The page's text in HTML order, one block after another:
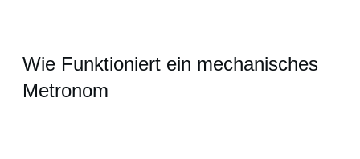
Wie Funktioniert ein mechanisches
Metronom